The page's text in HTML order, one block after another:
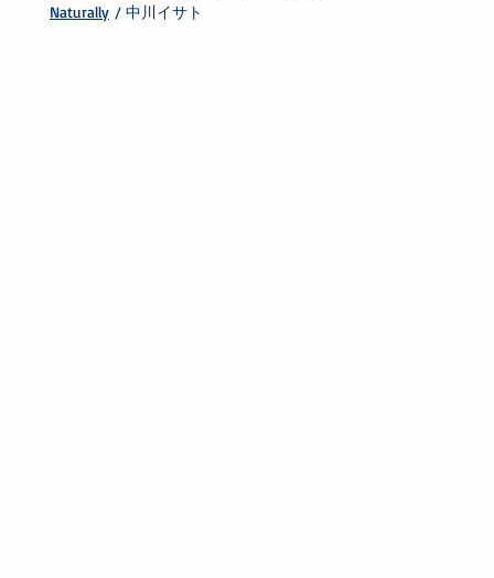
Naturally / 中川イサト